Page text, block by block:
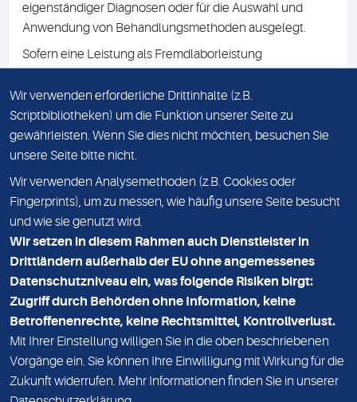
eigenständiger Diagnosen oder für die Auswahl und
Anwendung von Behandlungsmethoden ausgelegt.
Sofern eine Leistung als Fremdlaborleistung
Namen des Fremdlabors mit. Mit der Beauftragung der
Fremdlaborleistung erklären Sie sich mit dieser
Vereinbarung einverstanden.
DATENSCHUTZ
KONTAKT
NEWSLETTER
ADRESSE
MVZ Medizinisches Labor Nord MLN GmbH
Essener Straße 108
22419 Hamburg
Wir verwenden erforderliche Drittinhalte (z.B.
Scriptbibliotheken) um die Funktion unserer Seite zu
gewährleisten. Wenn Sie dies nicht möchten, besuchen Sie
unsere Seite bitte nicht.
Wir verwenden Analysemethoden (z.B. Cookies oder
Fingerprints), um zu messen, wie häufig unsere Seite besucht
und wie sie genutzt wird.
Wir setzen in diesem Rahmen auch Dienstleister in
Drittländern außerhalb der EU ohne angemessenes
Datenschutzniveau ein, was folgende Risiken birgt:
Zugriff durch Behörden ohne Information, keine
Betroffenenrechte, keine Rechtsmittel, Kontrollverlust.
Mit Ihrer Einstellung willigen Sie in die oben beschriebenen
Vorgänge ein. Sie können Ihre Einwilligung mit Wirkung für die
Zukunft widerrufen. Mehr Informationen finden Sie in unserer